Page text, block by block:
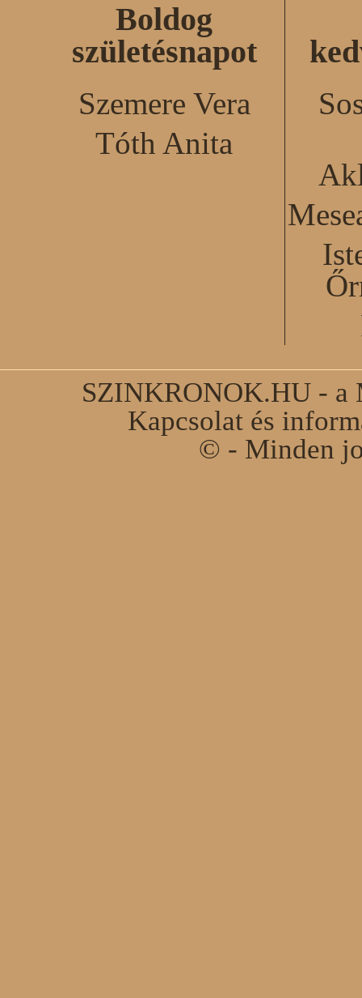
Boldog
születésnapot
Szemere Vera
Tóth Anita
SZINKRONOK.HU - a
Kapcsolat és
© - Minden